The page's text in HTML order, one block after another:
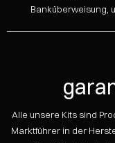
Banküberweisung,
Alle unsere Kits sind
Marktführer in der